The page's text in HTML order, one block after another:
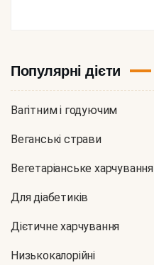
Популярні дієти
Вагітним і годуючим
Веганські страви
Вегетаріанське харчування
Для діабетиків
Дієтичне харчування
Низькокалорійні